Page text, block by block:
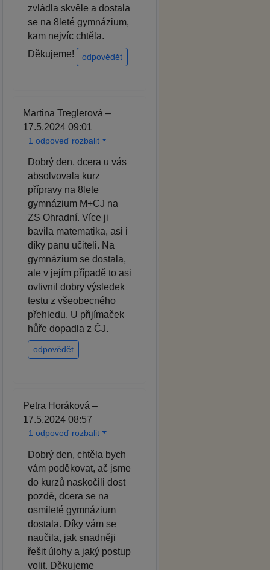
zvládla skvěle a dostala
se na 8leté gymnázium,
kam nejvíc chtěla.
Děkujeme!
odpovědět
Martina Treglerová –
17.5.2024 09:01
1 odpoveď rozbalit
Dobrý den, dcera u vás
absolvovala kurz
přípravy na 8lete
gymnázium M+CJ na
ZS Ohradní. Více ji
bavila matematika, asi i
díky panu učiteli. Na
gymnázium se dostala,
ale v jejím případě to asi
ovlivnil dobry výsledek
testu z všeobecného
přehledu. U přijímaček
hůře dopadla z ČJ.
odpovědět
Petra Horáková –
17.5.2024 08:57
1 odpoveď rozbalit
Dobrý den, chtěla bych
vám poděkovat, ač jsme
do kurzů naskočili dost
pozdě, dcera se na
osmileté gymnázium
dostala. Díky vám se
naučila, jak snadněji
řešit úlohy a jaký postup
volit. Děkujeme